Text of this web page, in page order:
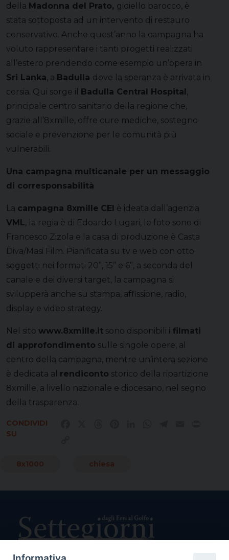
della Madonna del Prato, gioiello barocco, è
stata sottoposta ad un intervento di restauro
conservativo. Anche quest’anno la campagna ha
voluto rappresentare i tanti progetti realizzati
all’estero prendendo come esempio un’opera in
Sri Lanka , a Badulla dove la speranza è arrivata in
corsia. Qui sorge il Badulla Central Hospital
principale centro sanitario della regione che,
grazie all’8xmille, offre cure mediche, sostegno
sociale e prevenzione per le comunità più
vulnerabili.
Una campagna multicanale per un messaggio
di corresponsabilità
La campagna 8xmille CEI è ideata dall’agenzia
VML , la regia è di Edoardo Lugari, le foto sono di
Francesco Zizola e la casa di produzione è Casta
Diva/Masi Film. Pianificata su tv e web con otto
soggetti nei formati 20”, 15” e 6”, a seconda del
canale e dei diversi target, la campagna si
svilupperà anche su stampa, affissione, radio,
display e video strategy.
Nel sito www.8xmille.it sono disponibili i filmati
di approfondimento sulle singole opere, al
centro della campagna, mentre un’intera sezione
è dedicata al rendiconto storico della ripartizione
8xmille, a livello nazionale e diocesano, nel segno
della trasparenza.
CONDIVIDI
SU
8x1000 chiesa